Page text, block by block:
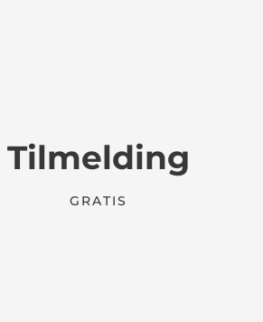
Tilmelding
GRATIS